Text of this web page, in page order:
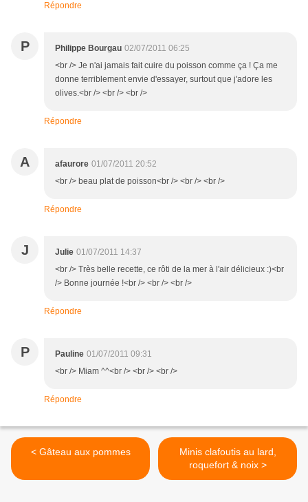
Répondre
P Philippe Bourgau 02/07/2011 06:25
<br /> Je n'ai jamais fait cuire du poisson comme ça ! Ça me
donne terriblement envie d'essayer, surtout que j'adore les
olives.<br /> <br /> <br />
Répondre
A afaurore 01/07/2011 20:52
<br /> beau plat de poisson<br /> <br /> <br />
Répondre
J Julie 01/07/2011 14:37
<br /> Très belle recette, ce rôti de la mer à l'air délicieux :)<br
/> Bonne journée !<br /> <br /> <br />
Répondre
P Pauline 01/07/2011 09:31
<br /> Miam ^^<br /> <br /> <br />
Répondre
< Gâteau aux pommes
Minis clafoutis au lard,
roquefort & noix >